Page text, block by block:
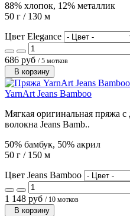
88% хлопок, 12% металлик
50 г / 130 м
Цвет Elegance
686 руб / 5 мотков
В корзину
YarnArt Jeans Bamboo
Мягкая оригинальная пряжа с
волокна Jeans Bamb..
50% бамбук, 50% акрил
50 г / 150 м
Цвет Jeans Bamboo
1 148 руб / 10 мотков
В корзину